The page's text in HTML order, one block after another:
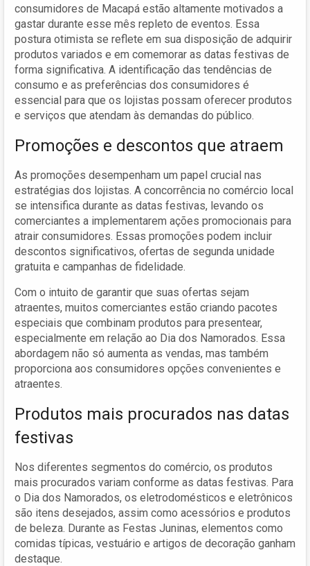
consumidores de Macapá estão altamente motivados a
gastar durante esse mês repleto de eventos. Essa
postura otimista se reflete em sua disposição de adquirir
produtos variados e em comemorar as datas festivas de
forma significativa. A identificação das tendências de
consumo e as preferências dos consumidores é
essencial para que os lojistas possam oferecer produtos
e serviços que atendam às demandas do público.
Promoções e descontos que atraem
As promoções desempenham um papel crucial nas
estratégias dos lojistas. A concorrência no comércio local
se intensifica durante as datas festivas, levando os
comerciantes a implementarem ações promocionais para
atrair consumidores. Essas promoções podem incluir
descontos significativos, ofertas de segunda unidade
gratuita e campanhas de fidelidade.
Com o intuito de garantir que suas ofertas sejam
atraentes, muitos comerciantes estão criando pacotes
especiais que combinam produtos para presentear,
especialmente em relação ao Dia dos Namorados. Essa
abordagem não só aumenta as vendas, mas também
proporciona aos consumidores opções convenientes e
atraentes.
Produtos mais procurados nas datas
festivas
Nos diferentes segmentos do comércio, os produtos
mais procurados variam conforme as datas festivas. Para
o Dia dos Namorados, os eletrodomésticos e eletrônicos
são itens desejados, assim como acessórios e produtos
de beleza. Durante as Festas Juninas, elementos como
comidas típicas, vestuário e artigos de decoração ganham
destaque.